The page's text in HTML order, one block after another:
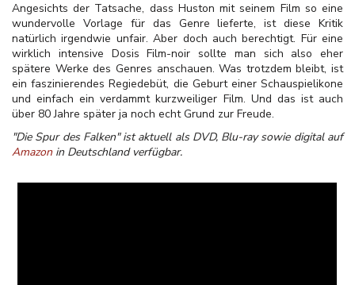
Angesichts der Tatsache, dass Huston mit seinem Film so eine
wundervolle Vorlage für das Genre lieferte, ist diese Kritik
natürlich irgendwie unfair. Aber doch auch berechtigt. Für eine
wirklich intensive Dosis Film-noir sollte man sich also eher
spätere Werke des Genres anschauen. Was trotzdem bleibt, ist
ein faszinierendes Regiedebüt, die Geburt einer Schauspielikone
und einfach ein verdammt kurzweiliger Film. Und das ist auch
über 80 Jahre später ja noch echt Grund zur Freude.
"Die Spur des Falken" ist aktuell als DVD, Blu-ray sowie digital auf
Amazonin Deutschland verfügbar.